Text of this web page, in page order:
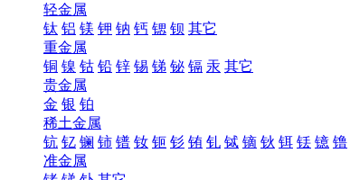
轻金属
钛 铝 镁 钾 钠 钙 锶 钡 其它
重金属
铜 镍 钴 铅 锌 锡 锑 铋 镉 汞 其它
贵金属
金 银 铂
稀土金属
钪 钇 镧 铈 镨 钕 钷 钐 铕 钆 铽 镝 钬 铒 铥 镱 镥
准金属